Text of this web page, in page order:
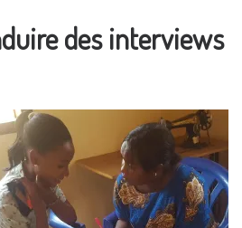
des interviews